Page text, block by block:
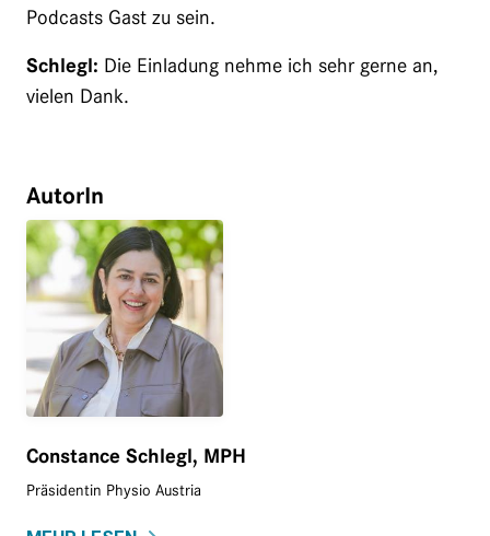
Podcasts Gast zu sein.
Schlegl: Die Einladung nehme ich sehr gerne an,
vielen Dank.
AutorIn
Constance Schlegl, MPH
Präsidentin Physio Austria